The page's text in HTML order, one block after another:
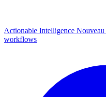
Actionable Intelligence Nouveau
workflows